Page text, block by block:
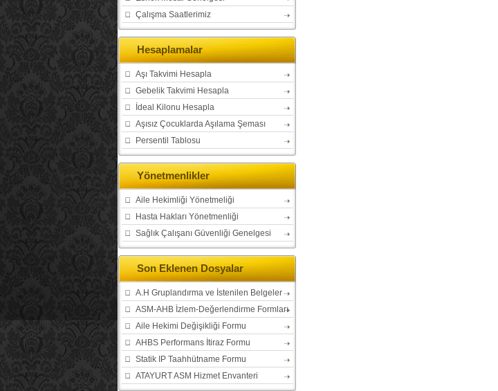
Çalışma Saatlerimiz
Hesaplamalar
Aşı Takvimi Hesapla
Gebelik Takvimi Hesapla
İdeal Kilonu Hesapla
Aşısız Çocuklarda Aşılama Şeması
Persentil Tablosu
Yönetmenlikler
Aile Hekimliği Yönetmeliği
Hasta Hakları Yönetmenliği
Sağlık Çalışanı Güvenliği Genelgesi
Son Eklenen Dosyalar
A.H Gruplandırma ve İstenilen Belgeler
ASM-AHB İzlem-Değerlendirme Formları
Aile Hekimi Değişikliği Formu
AHBS Performans İtiraz Formu
Statik IP Taahhütname Formu
ATAYURT ASM Hizmet Envanteri